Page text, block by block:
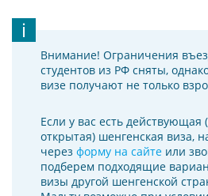
Внимание! Ограничения
студентов из РФ сняты,
визе получают не только
Если у вас есть действующая
открытая) шенгенская виза,
через форму на сайтеили
подберем подходящие
визы другой шенгенской